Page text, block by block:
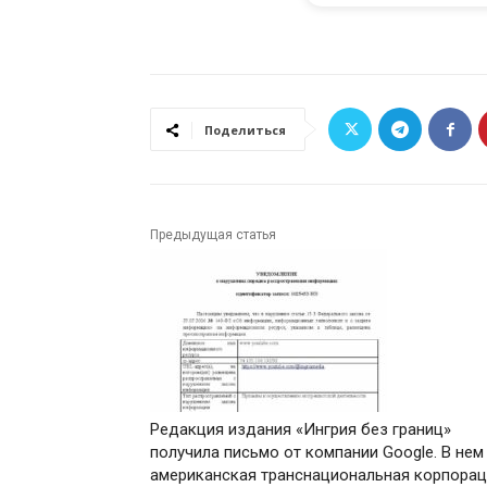
Поделиться
Предыдущая статья
Редакция издания «Ингрия без границ»
получила письмо от компании Google. В нем
американская транснациональная